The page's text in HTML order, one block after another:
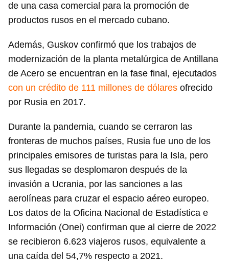
de una casa comercial para la promoción de
productos rusos en el mercado cubano.
Además, Guskov confirmó que los trabajos de
modernización de la planta metalúrgica de Antillana
de Acero se encuentran en la fase final, ejecutados
con un crédito de 111 millones de dólares ofrecido
por Rusia en 2017.
Durante la pandemia, cuando se cerraron las
fronteras de muchos países, Rusia fue uno de los
principales emisores de turistas para la Isla, pero
sus llegadas se desplomaron después de la
invasión a Ucrania, por las sanciones a las
aerolíneas para cruzar el espacio aéreo europeo.
Los datos de la Oficina Nacional de Estadística e
Información (Onei) confirman que al cierre de 2022
se recibieron 6.623 viajeros rusos, equivalente a
una caída del 54,7% respecto a 2021.